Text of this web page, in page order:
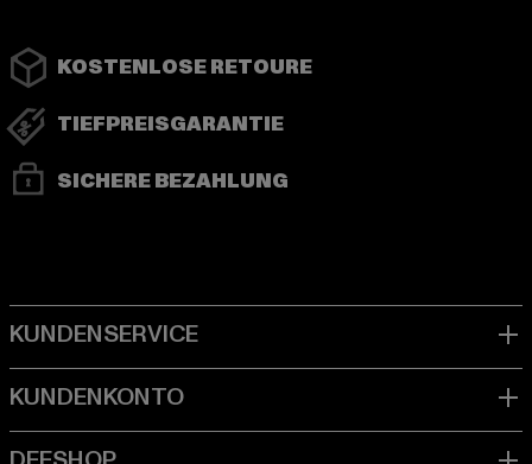
KOSTENLOSE RETOURE
TIEFPREISGARANTIE
SICHERE BEZAHLUNG